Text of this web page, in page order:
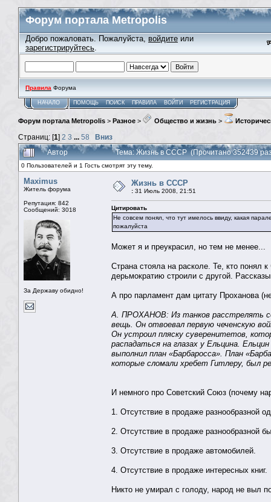
Форум портала Metropolis
Добро пожаловать. Пожалуйста, войдите или
зарегистрируйтесь.
Правила Форума
НАЧАЛО ПОМОЩЬ ПОИСК ПРАВИЛА ВОЙТИ РЕГИСТРАЦИЯ
Форум портала Metropolis > Разное > Общество и жизнь >
Страниц: [1] 2 3 ... 58
Вниз
Автор
Тема: Жизнь в СССР (Прочитано 352439
0 Пользователей и 1 Гость смотрят эту тему.
Maximus
Житель форума
Репутация: 842
Сообщений: 3018
За Державу обидно!
Жизнь в СССР
: 31 Июль 2008, 21:51
Цитировать
Не совсем понял, что тут имелось ввиду, какая
пожалуйста
Может я и преукрасил, но тем не менее...
Страна стояла на расколе. Те, кто понял
дерьмократию строили с другой.
А про парламент дам цитату Проханова
А. ПРОХАНОВ: Из танков расстрелять
вещь. Он отвоевал первую чеченскую
Он устроил пляску суверенитетов,
распадаться на глазах у Ельцина.
выполнил план «Барбаросса». План
которые сломали хребет Гитлеру, был
И немного про Советский Союз (почему
1. Отсутствие в продаже разнообразной
2. Отсутствие в продаже разнообразной
3. Отсутствие в продаже автомобилей.
4. Отсутствие в продаже интересных книг.
Никто не умирал с голоду, народ не выл